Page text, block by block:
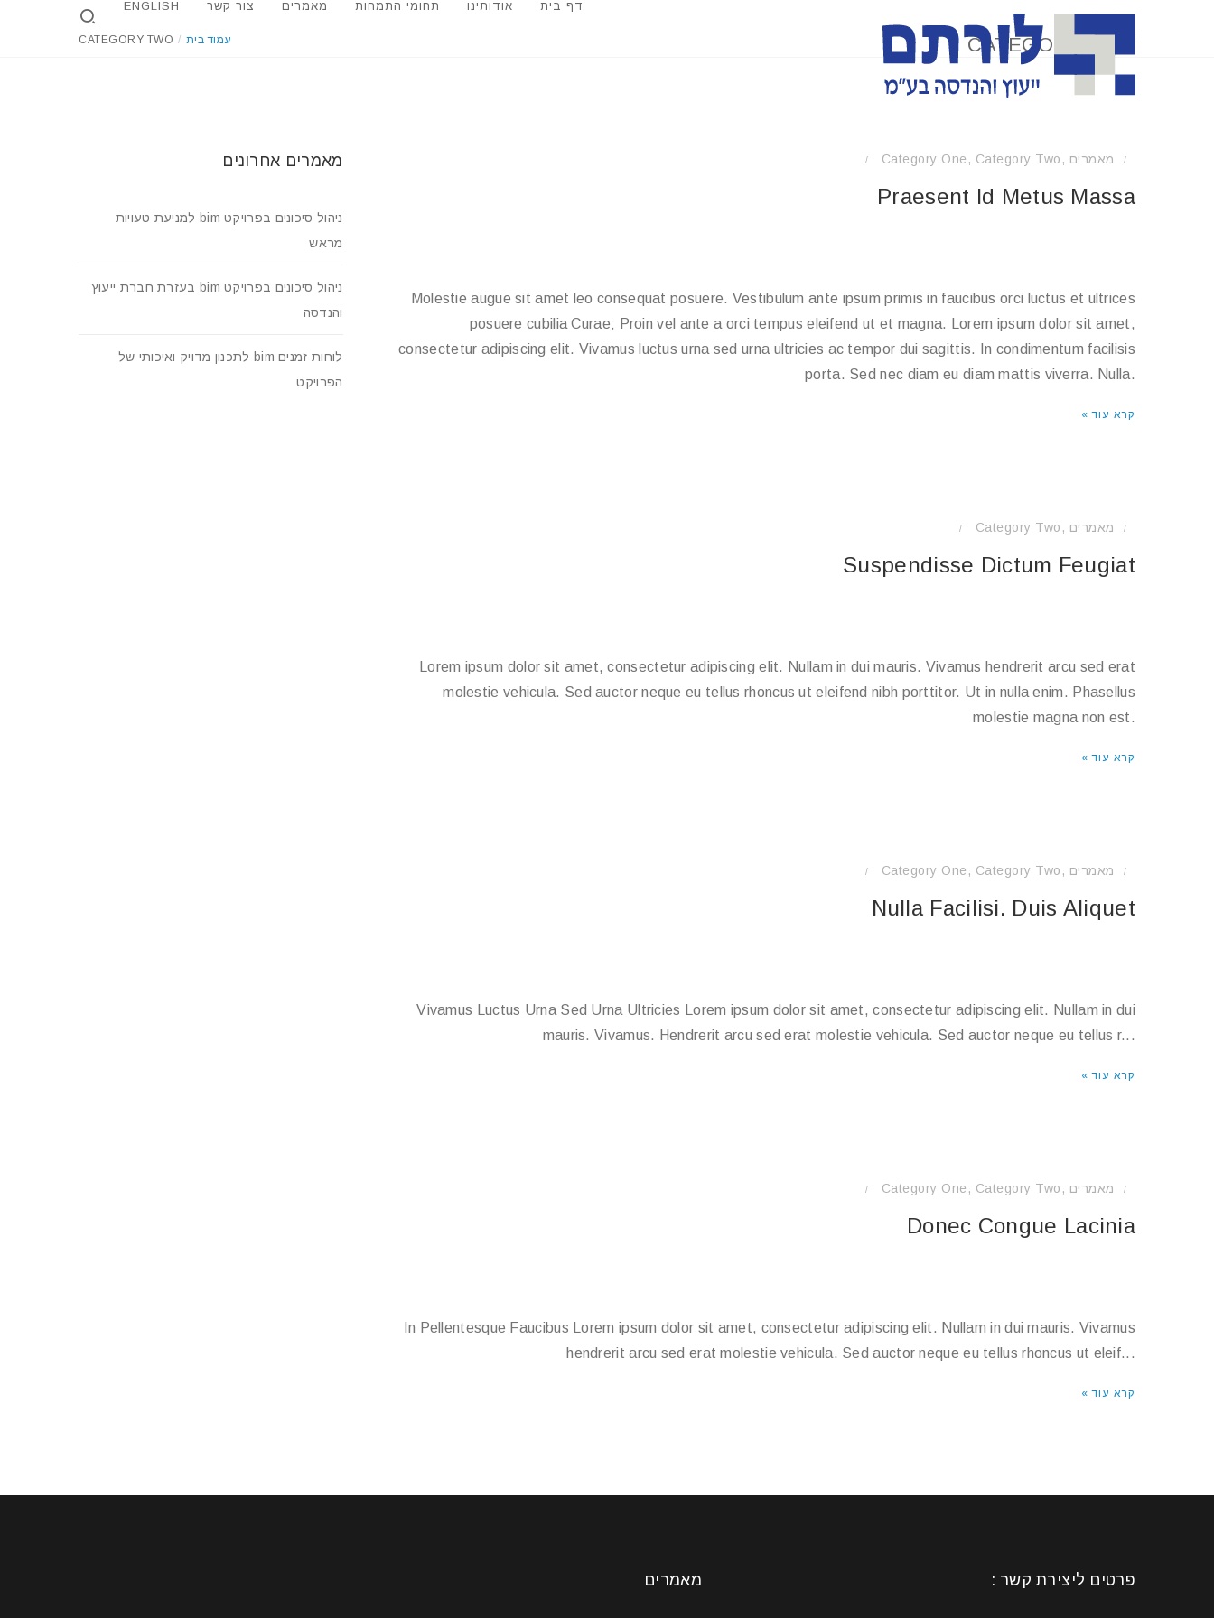
דף בית אודותינו תחומי התמחות מאמרים צור קשר ENGLISH
CATEGORY TWO עמוד בית /
CATEGORY TWO
/ Category One , Category Two , מאמרים /
Praesent Id Metus Massa
Molestie augue sit amet leo consequat posuere. Vestibulum ante ipsum primis in faucibus orci luctus et ultrices
posuere cubilia Curae; Proin vel ante a orci tempus eleifend ut et magna. Lorem ipsum dolor sit amet,
consectetur adipiscing elit. Vivamus luctus urna sed urna ultricies ac tempor dui sagittis. In condimentum facilisis
porta. Sed nec diam eu diam mattis viverra. Nulla.
קרא עוד »
/ Category Two , מאמרים /
Suspendisse Dictum Feugiat
Lorem ipsum dolor sit amet, consectetur adipiscing elit. Nullam in dui mauris. Vivamus hendrerit arcu sed erat
molestie vehicula. Sed auctor neque eu tellus rhoncus ut eleifend nibh porttitor. Ut in nulla enim. Phasellus
molestie magna non est.
קרא עוד »
/ Category One , Category Two , מאמרים /
Nulla Facilisi. Duis Aliquet
Vivamus Luctus Urna Sed Urna Ultricies Lorem ipsum dolor sit amet, consectetur adipiscing elit. Nullam in dui
mauris. Vivamus. Hendrerit arcu sed erat molestie vehicula. Sed auctor neque eu tellus r...
קרא עוד »
/ Category One , Category Two , מאמרים /
Donec Congue Lacinia
In Pellentesque Faucibus Lorem ipsum dolor sit amet, consectetur adipiscing elit. Nullam in dui mauris. Vivamus
hendrerit arcu sed erat molestie vehicula. Sed auctor neque eu tellus rhoncus ut eleif...
קרא עוד »
מאמרים אחרונים
ניהול סיכונים בפרויקט bim למניעת טעויות
מראש
ניהול סיכונים בפרויקט bim בעזרת חברת ייעוץ
והנדסה
לוחות זמנים bim לתכנון מדויק ואיכותי של
הפרויקט
פרטים ליצירת קשר : מאמרים